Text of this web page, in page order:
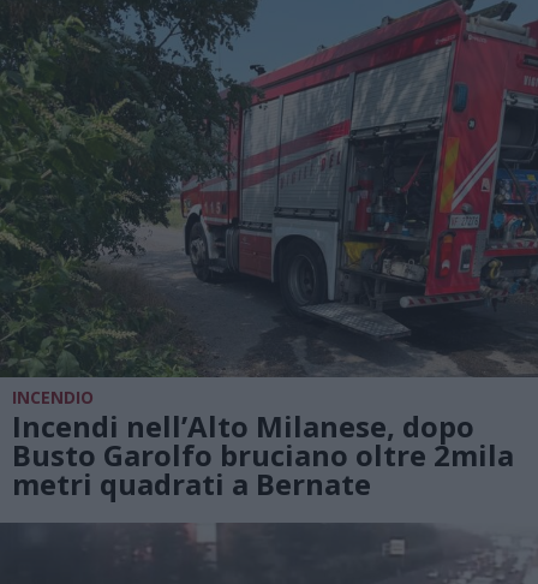
INCENDIO
Incendi nell’Alto Milanese, dopo
Busto Garolfo bruciano oltre 2mila
metri quadrati a Bernate